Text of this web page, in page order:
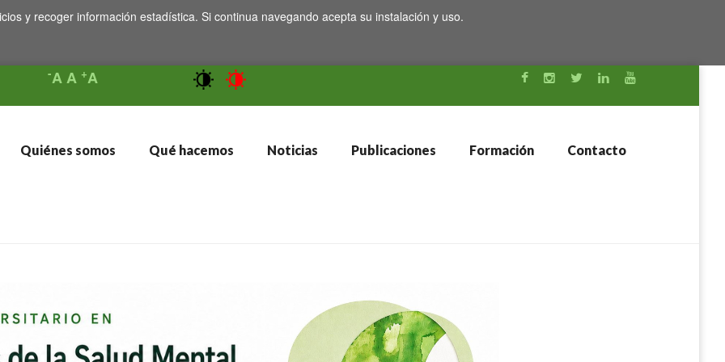
y recoger información estadística. Si continua navegando acepta su instalación y uso.
-AA +A
Quiénes somos Qué hacemos Noticias Publicaciones Formación Contacto